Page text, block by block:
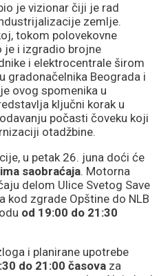
je vizionar čiji je rad
zemlje.
tokom polovekovne
je i izgradio brojne
i elektrocentrale širom
gradonačelnika Beograda i
ovog spomenika u
ključni korak u
počasti čoveku koji
otadžbine.
u petak 26. juna doći će
saobraćaja. Motorna
delom Ulice Svetog Save
kod zgrade Opštine do NLB
od 19:00 do 21:30
i planirane upotrebe
do 21:00 časova za